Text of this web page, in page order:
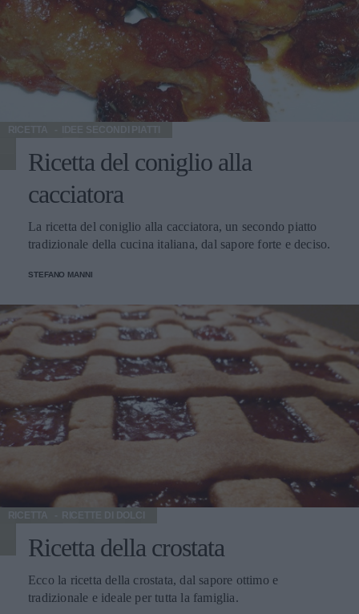
RICETTA IDEE SECONDI PIATTI
Ricetta del coniglio alla
cacciatora
La ricetta del coniglio alla cacciatora, un secondo piatto
tradizionale della cucina italiana, dal sapore forte e deciso.
STEFANO MANNI
RICETTA RICETTE DI DOLCI
Ricetta della crostata
Ecco la ricetta della crostata, dal sapore ottimo e
tradizionale e ideale per tutta la famiglia.